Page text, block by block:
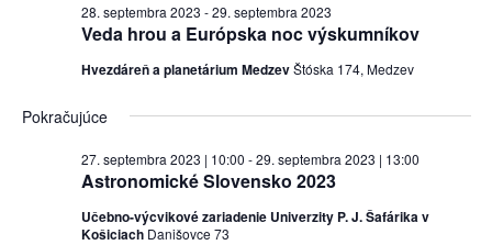
Veda hrou a Európska noc výskumníkov
28. septembra 2023 -29. septembra 2023
Hvezdáreň a planetárium MedzevŠtóska 174, Medzev
Pokračujúce
Astronomické Slovensko 2023
27. septembra 2023 | 10:00 -29. septembra 2023 | 13:00
Učebno-výcvikové zariadenie Univerzity P. J. Šafárika v
Košiciach Danišovce 73